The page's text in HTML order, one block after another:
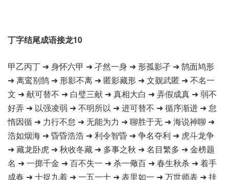
丁字结尾成语接龙10
甲乙丙丁 ➜ 身怀六甲 ➜ 孑然一身 ➜ 形孤影孑 ➜ 鹄面鸠形
➜ 离鸾别鹄 ➜ 形影不离 ➜ 匿影藏形 ➜ 文觌武匿 ➜ 不名一
文 ➜ 献可替不 ➜ 白璧三献 ➜ 真相大白 ➜ 弄假成真 ➜ 弱不
好弄 ➜ 以强凌弱 ➜ 不明所以 ➜ 进可替不 ➜ 循序渐进 ➜ 怠
惰因循 ➜ 力行不怠 ➜ 无能为力 ➜ 聊胜于无 ➜ 海说神聊 ➜
浩如烟海 ➜ 昏昏浩浩 ➜ 利令智昏 ➜ 争名夺利 ➜ 虎斗龙争
➜ 藏龙卧虎 ➜ 秋收冬藏 ➜ 多事之秋 ➜ 名目繁多 ➜ 金榜题
名 ➜ 一掷千金 ➜ 百不失一 ➜ 杀一儆百 ➜ 春生秋杀 ➜ 着手
成春 ➜ 十捉九着 ➜ 一五一十 ➜ 表里如一 ➜ 万世师表 ➜ 挂